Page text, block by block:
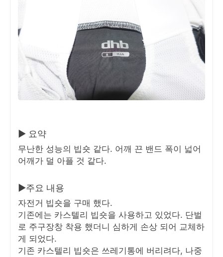
▶ 요약
무난한 성능의 빕숏 같다. 어깨 끈 밴드 폭이 넓어
어깨가 덜 아플 것 같다.
▶주요 내용
자전거 빕숏을 구매 했다.
기존에는 카스텔리 빕숏을 사용하고 있었다. 단벌
로 주구장창 착용 했더니 심하게 손상 되어 교체하
게 되었다.
기존 카스텔리 빕숏은 쓰레기통에 버리려다, 나중